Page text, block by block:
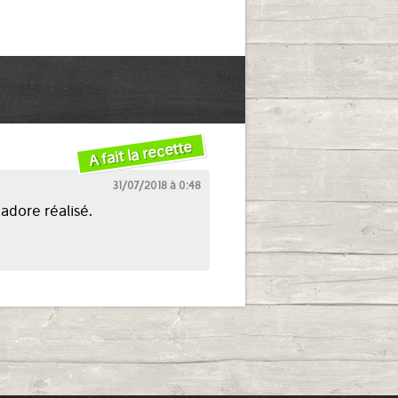
A fait la recette
31/07/2018 à 0:48
réalisé.